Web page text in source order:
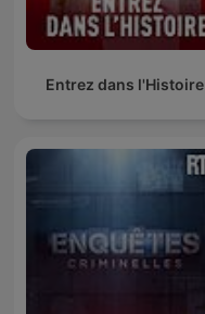
Entrez dans l'Histoire